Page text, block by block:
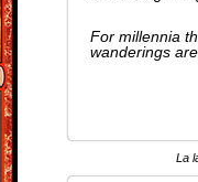
For millennia
wanderings
La